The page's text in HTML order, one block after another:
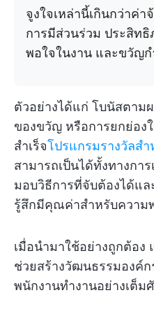
จูงใจเหล่านี้เกินกว่าค่า
การมีส่วนร่วม ประสิท
พอใจในงาน และขวัญก
ตัวอย่างได้แก่ โบนัสตาม
ของขวัญ หรือการยกย่อง
สำเร็จโปรแกรมรางวัลส
สามารถเป็นได้ทั้งทางกา
มอบวิธีการที่จับต้องได้แ
รู้สึกมีคุณค่าสำหรับความ
เมื่อนำมาใช้อย่างถูกต้อง
ช่วยสร้างวัฒนธรรมองค์ก
พนักงานทำงานอย่างเต็ม